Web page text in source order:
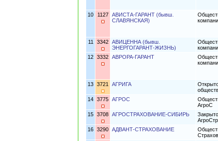
10 1127
АВИСТА-ГАРАНТ (бывш.
СЛАВЯНСКАЯ)
11 3342 АВИЦЕННА (бывш.
ЭНЕРГОГАРАНТ-ЖИЗНЬ)
12 3332 АВРОРА-ГАРАНТ
13 3721 АГРИГА
14 3775 АГРОС
АгроС
15 3708 АГРОСТРАХОВАНИЕ-СИБИРЬ
16 3290 АДВАНТ-СТРАХОВАНИЕ